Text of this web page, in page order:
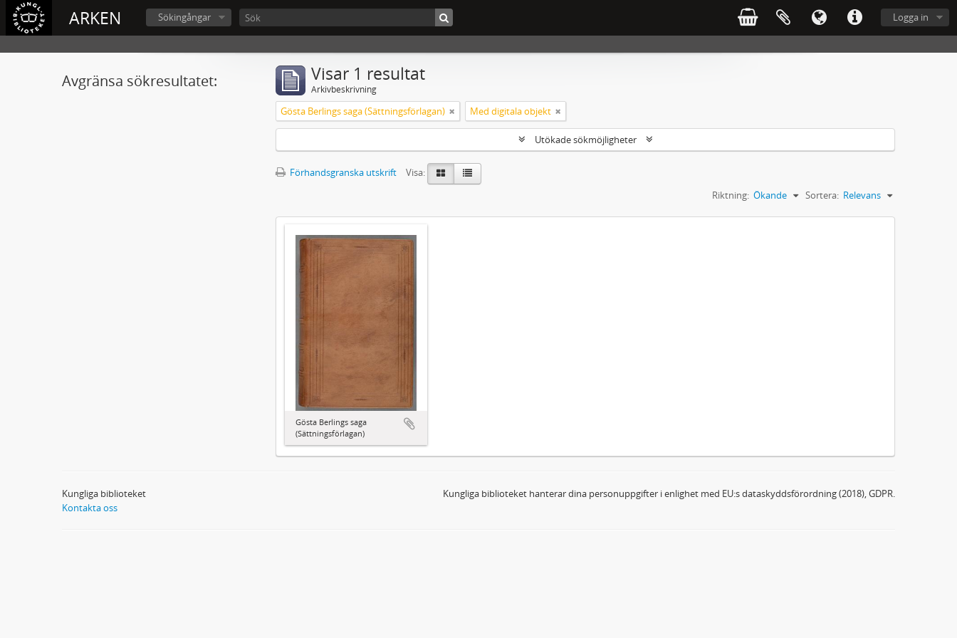
ARKEN Logga in
Sökingångar
Avgränsa sökresultatet: Visar 1 resultat
Arkivbeskrivning
Gösta Berlings saga (Sättningsförlagan) Med digitala objekt
Utökade sökmöjligheter
Förhandsgranska utskrift
Visa:
Sortera: Relevans
Riktning: Ökande
Gösta Berlings saga
(Sättningsförlagan)
Kungliga biblioteket
Kontakta oss
Kungliga biblioteket hanterar dina personuppgifter i enlighet med EU:s dataskyddsförordning (2018), GDPR.